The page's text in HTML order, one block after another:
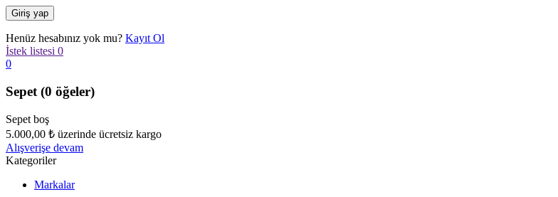
Henüz hesabınız yok mu? Kayıt Ol
İstek listesi 0
0
Sepet (0 öğeler)
Sepet boş
5.000,00 ₺ üzerinde ücretsiz kargo
Alışverişe devam
Kategoriler
Markalar